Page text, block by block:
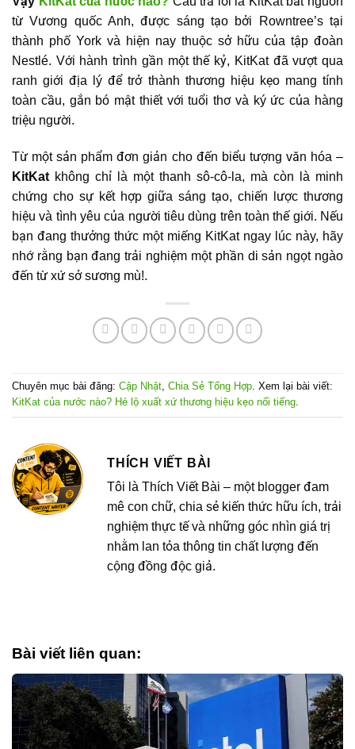
từ Vương quốc Anh, được sáng tạo bởi Rowntree’s tại
thành phố York và hiện nay thuộc sở hữu của tập đoàn
Nestlé. Với hành trình gần một thế kỷ, KitKat đã vượt qua
ranh giới địa lý để trở thành thương hiệu kẹo mang tính
toàn cầu, gắn bó mật thiết với tuổi thơ và ký ức của hàng
triệu người.
Từ một sản phẩm đơn giản cho đến biểu tượng văn hóa –
KitKat không chỉ là một thanh sô-cô-la, mà còn là minh
chứng cho sự kết hợp giữa sáng tạo, chiến lược thương
hiệu và tình yêu của người tiêu dùng trên toàn thế giới. Nếu
bạn đang thưởng thức một miếng KitKat ngay lúc này, hãy
nhớ rằng bạn đang trải nghiệm một phần di sản ngọt ngào
đến từ xứ sở sương mù!.
Chuyên mục bài đăng: Cập Nhật, Chia Sẻ Tổng Hợp. Xem lại bài viết:
KitKat của nước nào? Hé lộ xuất xứ thương hiệu kẹo nổi tiếng.
THÍCH VIẾT BÀI
Tôi là Thích Viết Bài – một blogger đam
mê con chữ, chia sẻ kiến thức hữu ích, trải
nghiệm thực tế và những góc nhìn giá trị
nhằm lan tỏa thông tin chất lượng đến
cộng đồng độc giả.
Bài viết liên quan: